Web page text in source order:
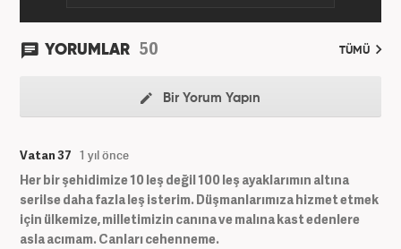
YORUMLAR 50 TÜMÜ
Bir Yorum Yapın
Vatan 37 1 yıl önce
Her bir şehidimize 10 leş değil 100 leş ayaklarımın altına
serilse daha fazla leş isterim. Düşmanlarımıza hizmet etmek
için ülkemize, milletimizin canına ve malına kast edenlere
asla acımam. Canları cehenneme.